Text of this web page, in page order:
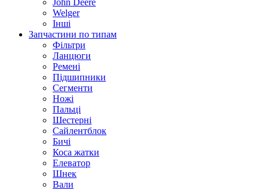
John Deere
Welger
Інші
Запчастини по типам
Фільтри
Ланцюги
Ремені
Підшипники
Сегменти
Ножі
Пальці
Шестерні
Сайлентблок
Бичі
Коса жатки
Елеватор
Шнек
Вали